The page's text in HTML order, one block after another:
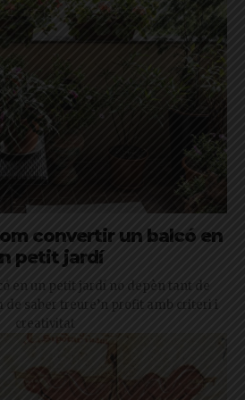
convertir un balcó en
petit jardí
en un petit jardí no depèn tant de
de saber treure’n profit amb criteri i
creativitat